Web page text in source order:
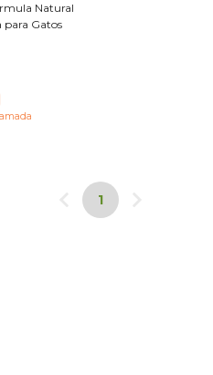
Natural
para Gatos
1